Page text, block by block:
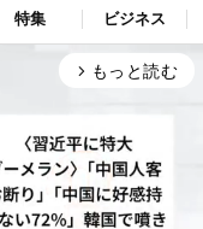
特集 ビジネス
arrow_forward_ios もっと読む